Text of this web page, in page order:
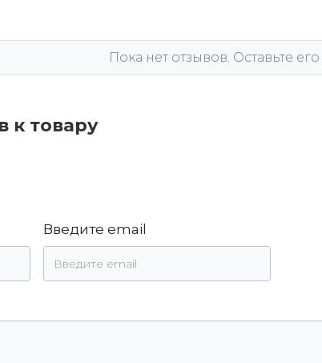
Пока нет отзывов. Оставьте
к товару
Введите email